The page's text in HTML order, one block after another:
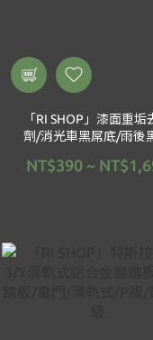
「RI SHOP」漆面重垢
劑/消光車黑屌底/雨後
NT$390 ~